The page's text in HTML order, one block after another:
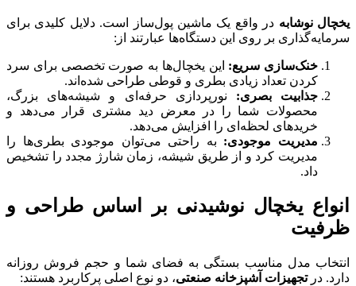
یخچال نوشابه در واقع یک ماشین پول‌ساز است. دلایل کلیدی برای
سرمایه‌گذاری بر روی این دستگاه‌ها عبارتند از:
خنک‌سازی سریع: این یخچال‌ها به صورت تخصصی برای سرد
کردن تعداد زیادی بطری و قوطی طراحی شده‌اند.
جذابیت بصری: نورپردازی حرفه‌ای و شیشه‌های بزرگ،
محصولات شما را در معرض دید مشتری قرار می‌دهد و
خریدهای لحظه‌ای را افزایش می‌دهد.
مدیریت موجودی: به راحتی می‌توان موجودی بطری‌ها را
مدیریت کرد و از طریق شیشه، زمان شارژ مجدد را تشخیص
داد.
انواع یخچال نوشیدنی بر اساس طراحی و
ظرفیت
انتخاب مدل مناسب بستگی به فضای شما و حجم فروش روزانه
دارد. درتجهیزات آشپزخانه صنعتی، دو نوع اصلی پرکاربرد هستند: